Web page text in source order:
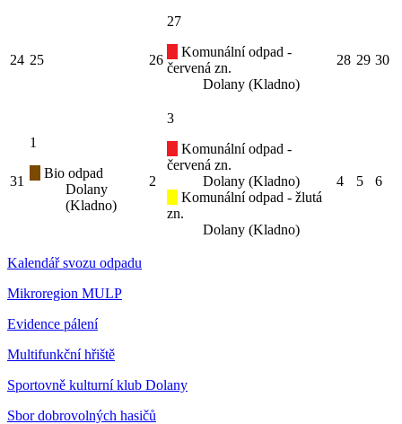
24 25 26
27
Komunální odpad -
červená zn.
Dolany (Kladno)
28 29 30
31
1
Bio odpad
Dolany
(Kladno)
2
3
Komunální odpad -
červená zn.
Dolany (Kladno)
Komunální odpad - žlutá
zn.
Dolany (Kladno)
4 5 6
Kalendář svozu odpadu
Mikroregion MULP
Evidence pálení
Multifunkční hřiště
Sportovně kulturní klub Dolany
Sbor dobrovolných hasičů